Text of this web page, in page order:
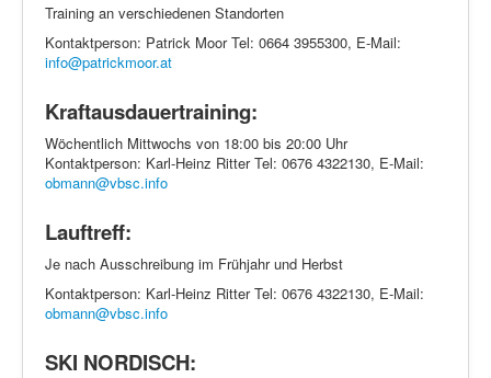
Training an verschiedenen Standorten
Kontaktperson: Patrick Moor Tel: 0664 3955300, E-Mail:
info@patrickmoor.at
Kraftausdauertraining:
Wöchentlich Mittwochs von 18:00 bis 20:00 Uhr
Kontaktperson: Karl-Heinz Ritter Tel: 0676 4322130, E-Mail:
obmann@vbsc.info
Lauftreff:
Je nach Ausschreibung im Frühjahr und Herbst
Kontaktperson: Karl-Heinz Ritter Tel: 0676 4322130, E-Mail:
obmann@vbsc.info
SKI NORDISCH: